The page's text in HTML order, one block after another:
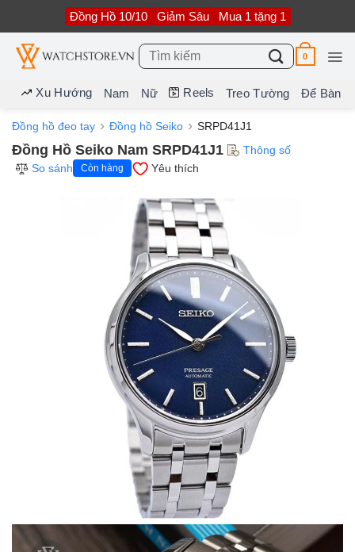
nội
dung
Đồng Hồ 10/10 Giảm Sâu Mua 1 tặng 1
Tìm
kiếm:
0
Xu Hướng Nam Nữ Reels Treo Tường Để Bàn
Đồng hồ đeo tay Đồng hồ Seiko SRPD41J1
Đồng Hồ Seiko Nam SRPD41J1
Thông số
So sánh
Còn hàng Yêu thích